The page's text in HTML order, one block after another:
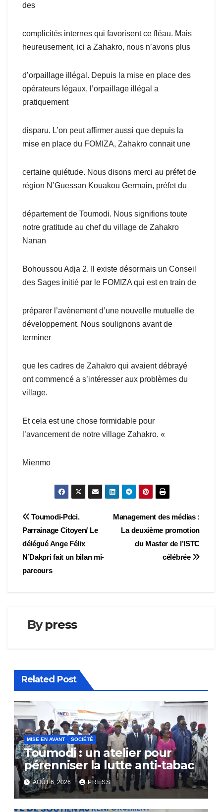
des
complicités internes qui favorisent ce fléau. Mais
heureusement, ici a Zahakro, nous n’avons plus
d’orpaillage illégal. Depuis la mise en place des
opérateurs légaux, l’orpaillage illégal a
pratiquement
disparu. L’on peut affirmer aussi que depuis la
mise en place du FOMIZA, Zahakro connait une
certaine quiétude. Nous disons merci au préfet de
région N’Guessan Kouakou Germain, préfet du
département de Toumodi. Nous signifions toute
notre gratitude au chef du village de Zahakro
Nanan
Bohoussou Adja 2. Il existe désormais un Conseil
des Sages initié par le FOMIZA qui est en train de
préparer l’avènement d’une nouvelle mutuelle de
développement. Nous soulignons avant de
terminer
que les cadres de Zahakro qui avaient débrayé
ont commencé a s’intéresser aux problèmes du
village.
Et cela est une chose formidable pour
l’avancement de notre village Zahakro. «
Mienmo
Navigation
de
l’article
Management des médias :
La deuxième promotion
du Master de l’ISTC
célébrée
Toumodi-Pdci.
Parrainage Citoyen/ Le
délégué Ange Félix
N’Dakpri fait un bilan mi-
parcours
Bypress
Related Post
MISE EN AVANT SOCIÉTÉ
Toumodi : un atelier pour
pérenniser la lutte anti-tabac
AOÛT 6, 2026 PRESS